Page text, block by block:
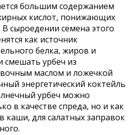
большим содержанием
кислот, понижающих
сыроедении семена этого
как источник
белка, жиров и
смешать урбеч из
маслом и ложечкой
энергетический коктейль
урбеч можно
в качестве спреда, но и как
каши, для салатных заправок